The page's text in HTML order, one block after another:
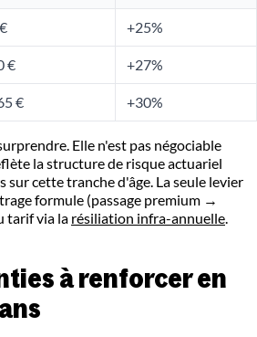
+25%
€ +27%
€ +30%
Elle n'est pas négociable
la structure de risque actuariel
sur cette tranche d'âge. La seule levier
formule (passage premium →
tarif via la résiliation infra-annuelle.
à renforcer en